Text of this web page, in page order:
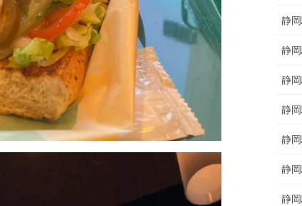
静
静
静
静
静
静
静